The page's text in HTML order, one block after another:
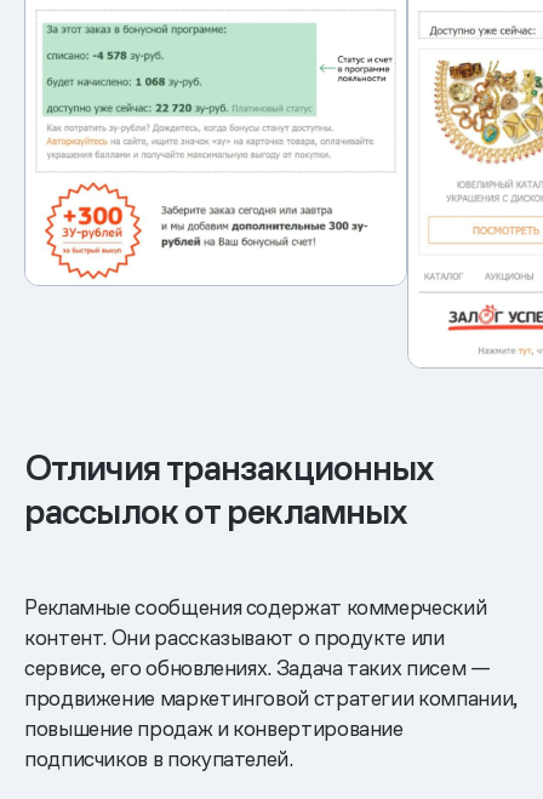
Отличия транзакционных
рассылок от рекламных
Рекламные сообщения содержат коммерческий
контент. Они рассказывают о продукте или
сервисе, его обновлениях. Задача таких писем —
продвижение маркетинговой стратегии компании,
повышение продаж и конвертирование
подписчиков в покупателей.